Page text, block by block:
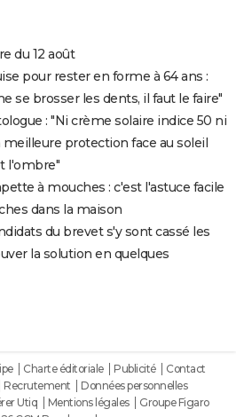
du 12 août
pour rester en forme à 64 ans :
se brosser les dents, il faut le faire"
: "Ni crème solaire indice 50 ni
protection face au soleil
l'ombre"
à mouches : c'est l'astuce facile
dans la maison
du brevet s'y sont cassé les
la solution en quelques
Charte éditoriale Publicité
Contact
Recrutement
Données personnelles
Utiq Mentions légales
Groupe Figaro